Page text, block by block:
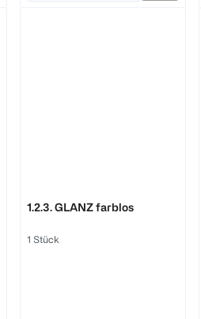
1.2.3. GLANZ farblos
1 Stück